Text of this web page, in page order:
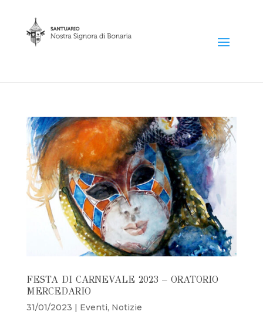
FESTA DI CARNEVALE 2023 – ORATORIO
MERCEDARIO
31/01/2023 | Eventi, Notizie